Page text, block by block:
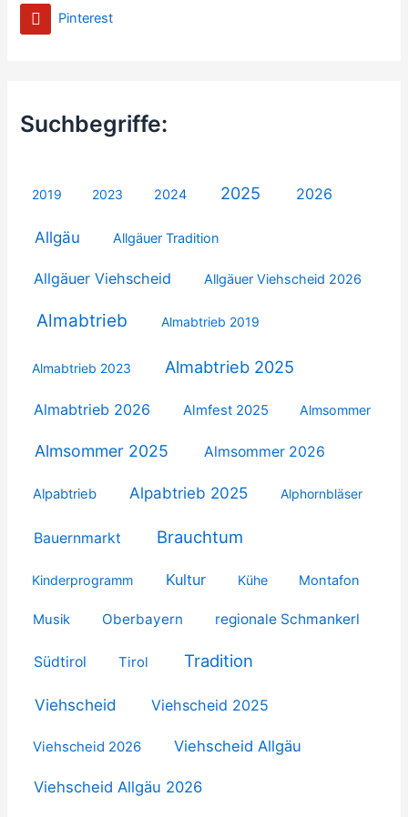
Pinterest
Suchbegriffe:
2019 2023 2024 2025 2026
Allgäu Allgäuer Tradition
Allgäuer Viehscheid Allgäuer Viehscheid 2026
Almabtrieb Almabtrieb 2019
Almabtrieb 2023 Almabtrieb 2025
Almabtrieb 2026 Almfest 2025 Almsommer
Almsommer 2025 Almsommer 2026
Alpabtrieb Alpabtrieb 2025 Alphornbläser
Bauernmarkt Brauchtum
Kinderprogramm Kultur Kühe Montafon
Musik Oberbayern regionale Schmankerl
Südtirol Tirol Tradition
Viehscheid Viehscheid 2025
Viehscheid 2026 Viehscheid Allgäu
Viehscheid Allgäu 2026